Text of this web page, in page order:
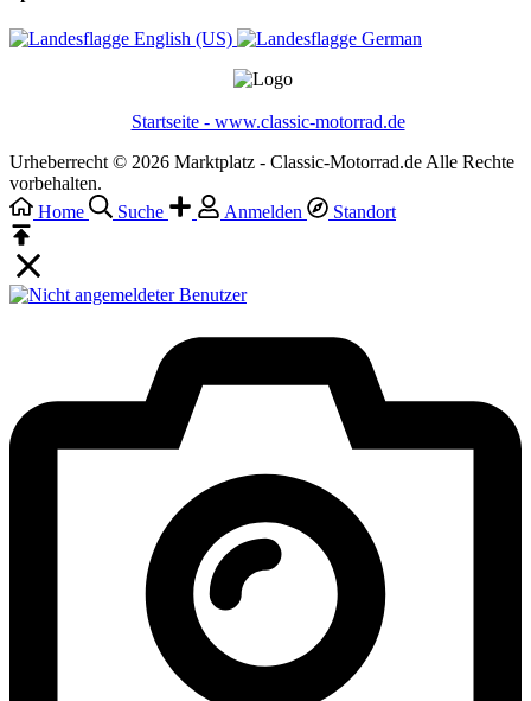
English (US)‎ German‎
Startseite - www.classic-motorrad.de
Urheberrecht © 2026 Marktplatz - Classic-Motorrad.de Alle Rechte
vorbehalten.
Home
Suche Anmelden Standort